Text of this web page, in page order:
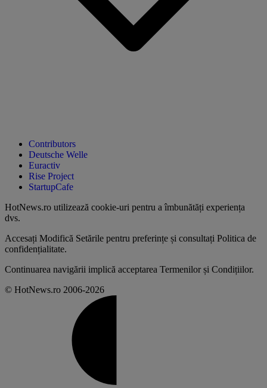
Contributors
Deutsche Welle
Euractiv
Rise Project
StartupCafe
HotNews.ro utilizează cookie-uri pentru a îmbunătăți experiența
dvs.
Accesați Modifică Setările pentru preferințe și consultați Politica de
confidențialitate.
Continuarea navigării implică acceptarea Termenilor și Condițiilor.
© HotNews.ro 2006-2026